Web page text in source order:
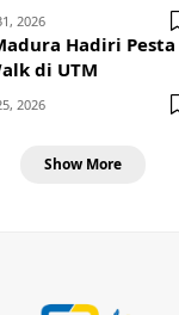
2026
Hadiri Pesta
di UTM
2026
Show More